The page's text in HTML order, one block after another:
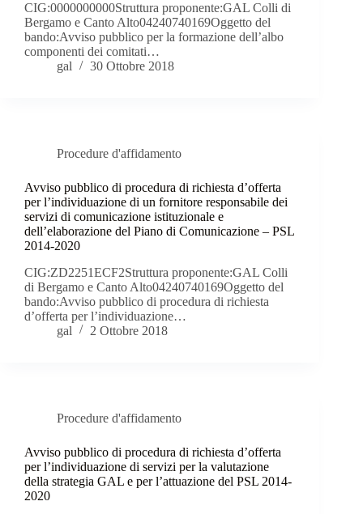
CIG:0000000000Struttura proponente:GAL Colli di
Bergamo e Canto Alto04240740169Oggetto del
bando:Avviso pubblico per la formazione dell’albo
componenti dei comitati…
gal
30 Ottobre 2018
Procedure d'affidamento
Avviso pubblico di procedura di richiesta d’offerta
per l’individuazione di un fornitore responsabile dei
servizi di comunicazione istituzionale e
dell’elaborazione del Piano di Comunicazione – PSL
2014-2020
CIG:ZD2251ECF2Struttura proponente:GAL Colli
di Bergamo e Canto Alto04240740169Oggetto del
bando:Avviso pubblico di procedura di richiesta
d’offerta per l’individuazione…
gal
2 Ottobre 2018
Procedure d'affidamento
Avviso pubblico di procedura di richiesta d’offerta
per l’individuazione di servizi per la valutazione
della strategia GAL e per l’attuazione del PSL 2014-
2020